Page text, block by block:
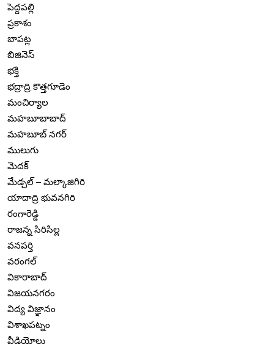
పెద్దపల్లి
ప్రకాశం
బాపట్ల
బిజినెస్
భక్తి
భద్రాద్రి కొత్తగూడెం
మంచిర్యాల
మహబూబాబాద్
మహబూబ్ నగర్
ములుగు
మెదక్
మేడ్చల్ – మల్కాజిగిరి
యాదాద్రి భువనగిరి
రంగారెడ్డి
రాజన్న సిరిసిల్ల
వనపర్తి
వరంగల్
వికారాబాద్
విజయనగరం
విద్య విజ్ఞానం
విశాఖపట్నం
వీడియోలు